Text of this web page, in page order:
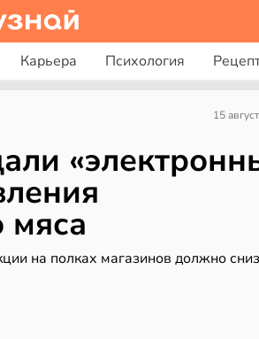
Карьера Психология
15
мяса
на полках магазинов должно